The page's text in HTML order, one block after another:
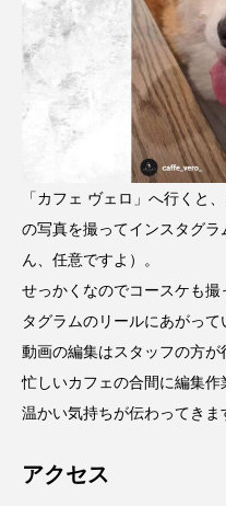
「カフェ ヴェロ」へ行くと
の写真を撮ってインスタグ
ん、任意ですよ）。
せっかくなのでコースケも
タグラムのリールにあがって
動画の編集はスタッフの方が
忙しいカフェの合間に編集
温かい気持ちが伝わってきま
アクセス